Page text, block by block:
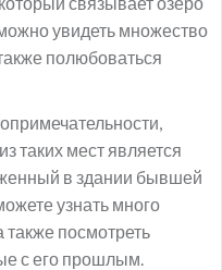
увидеть множество
полюбоваться
таких мест является
в здании бывшей
узнать много
также посмотреть
с его прошлым.